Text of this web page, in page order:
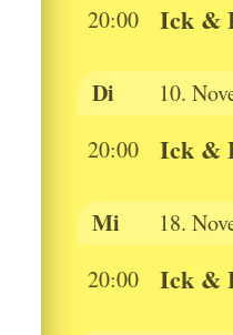
20:00
Ick &
Di 10.
20:00
Ick &
Mi 18.
20:00
Ick &